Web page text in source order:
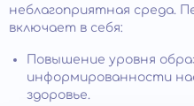
неблагоприятная среда.
включает в себя:
Повышение уровня
информированности
здоровье.